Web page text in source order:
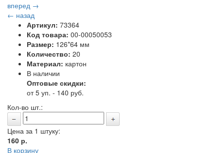
вперед →
← назад
Артикул: 73364
Код товара: 00-00050053
Размер: 126*64 мм
Количество: 20
Материал: картон
В наличии
Оптовые скидки:
от 5 уп. - 140 руб.
Кол-во шт.:
Цена за 1 штуку:
160 р.
В корзину